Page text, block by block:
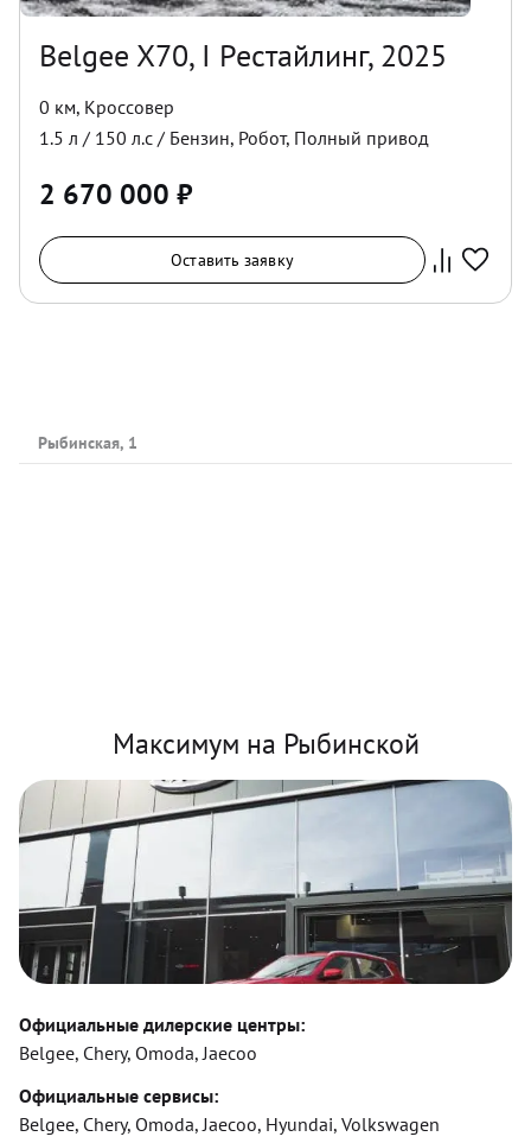
Belgee X70, I Рестайлинг, 2025
0 км, Кроссовер
1.5 л / 150 л.с / Бензин, Робот, Полный привод
2 670 000 ₽
Оставить заявку
Рыбинская, 1
Максимум на Рыбинской
Официальные дилерские центры:
Belgee, Chery, Omoda, Jaecoo
Официальные сервисы:
Belgee, Chery, Omoda, Jaecoo, Hyundai, Volkswagen